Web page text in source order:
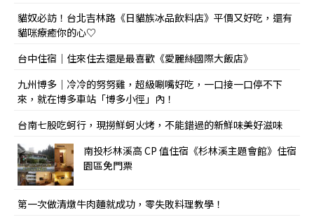
貓奴必訪！台北吉林路《日貓族冰品飲料店》平價又好吃，還有
貓咪療癒你的心♡
台中住宿｜住來住去還是最喜歡《愛麗絲國際大飯店》
九州博多｜冷冷的努努雞，超級唰嘴好吃，一口接一口停不下
來，就在博多車站「博多小徑」內！
台南七股吃蚵行，現撈鮮蚵火烤，不能錯過的新鮮味美好滋味
南投杉林溪高 CP 值住宿《杉林溪主題會館》住宿
園區免門票
第一次做清燉牛肉麵就成功，零失敗料理教學！